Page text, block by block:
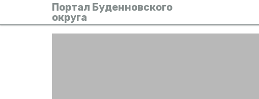
Портал Буденновского
округа